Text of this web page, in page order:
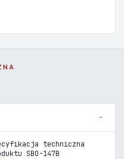
techniczna
SBO-147B